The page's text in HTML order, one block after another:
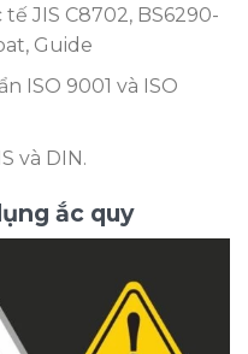
JIS C8702, BS6290-
Guide
ISO 9001 và ISO
và DIN.
ắc quy